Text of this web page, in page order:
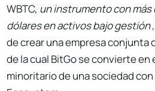
WBTC, un instrumento con más
dólares en activos bajo gestión
de crear una empresa conjunta
de la cual BitGo se convierte en
minoritario de una sociedad